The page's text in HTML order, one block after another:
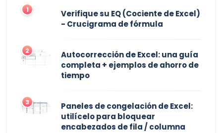
1
Verifique su EQ (Cociente de Excel)
- Crucigrama de fórmula
2
Autocorrección de Excel: una guía
completa + ejemplos de ahorro de
tiempo
3
Paneles de congelación de Excel:
utilícelo para bloquear
encabezados de fila / columna